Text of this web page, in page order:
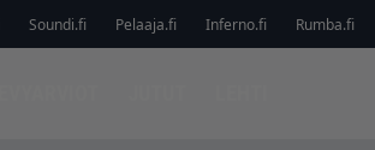
Soundi.fi Pelaaja.fi Inferno.fi Rumba.fi